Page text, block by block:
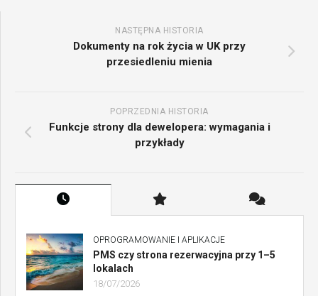
NASTĘPNA HISTORIA
Dokumenty na rok życia w UK przy
przesiedleniu mienia
POPRZEDNIA HISTORIA
Funkcje strony dla dewelopera: wymagania i
przykłady
OPROGRAMOWANIE I APLIKACJE
PMS czy strona rezerwacyjna przy 1–5
lokalach
18/07/2026